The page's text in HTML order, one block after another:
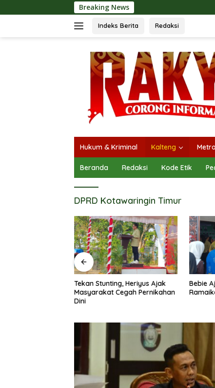
ke
Breaking News
Indeks Berita Redaksi
Hukum & Kriminal Kalteng
Beranda Redaksi Kode Etik
DPRD Kotawaringin Timur
Tekan Stunting, Heriyus Ajak
Masyarakat Cegah Pernikahan
Dini
Bebie